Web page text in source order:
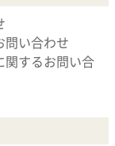
問い合わせ
関するお問い合